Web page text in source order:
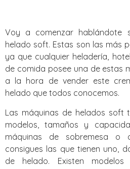
Voy a comenzar hablándote
helado soft. Estas son las más
ya que cualquier heladería,
de comida posee una de estas
a la hora de vender este
helado que todos conocemos.
Las máquinas de helados soft
modelos, tamaños y
máquinas de sobremesa o
consigues las que tienen uno,
de helado. Existen